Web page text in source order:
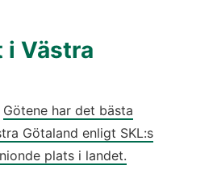
i Västra
Götene har det bästa
Götaland enligt SKL:s
plats i landet.